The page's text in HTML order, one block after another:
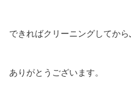
できればクリーニングしてから
ありがとうございます。